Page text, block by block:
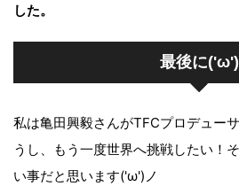
した。
最後に('ω')
私は亀田興毅さんがTFCプロデュー
うし、もう一度世界へ挑戦したい！
い事だと思います('ω')ノ